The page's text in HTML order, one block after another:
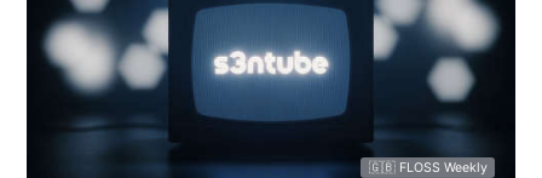
🇬🇧 FLOSS Weekly